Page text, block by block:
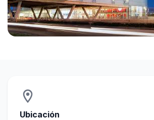
location_on
Ubicación